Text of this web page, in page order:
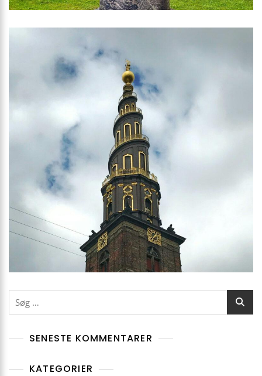
efter:
SENESTE KOMMENTARER
KATEGORIER